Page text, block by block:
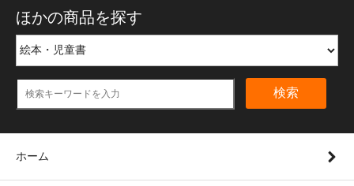
ほかの商品を探す
検索
ホーム